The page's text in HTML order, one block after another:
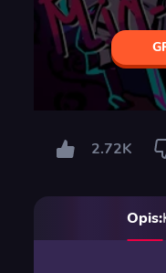
2.72K
Opis: